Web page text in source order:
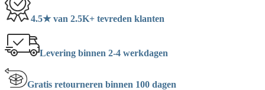
4.5★ van 2.5K+ tevreden klanten
Levering binnen 2-4 werkdagen
Gratis retourneren binnen 100 dagen